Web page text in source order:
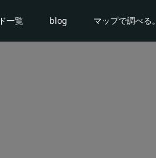
一覧 blog マップで調べる。